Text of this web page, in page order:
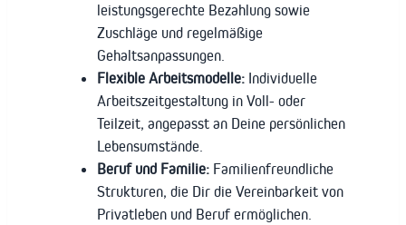
leistungsgerechte Bezahlung sowie
Zuschläge und regelmäßige
Gehaltsanpassungen.
Flexible Arbeitsmodelle: Individuelle
Arbeitszeitgestaltung in Voll- oder
Teilzeit, angepasst an Deine persönlichen
Lebensumstände.
Beruf und Familie: Familienfreundliche
Strukturen, die Dir die Vereinbarkeit von
Privatleben und Beruf ermöglichen.